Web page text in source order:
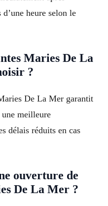
heure selon le
Maries De La
?
De La Mer garantit
meilleure
délais réduits en cas
ouverture de
De La Mer ?